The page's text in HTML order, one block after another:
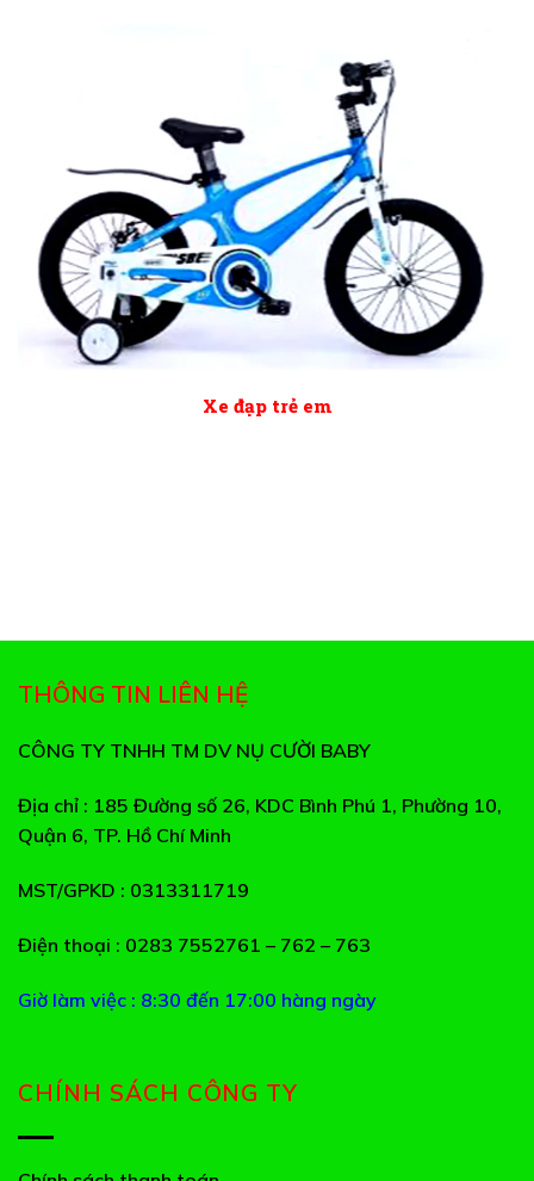
Xe đạp trẻ em
THÔNG TIN LIÊN HỆ
CÔNG TY TNHH TM DV NỤ CƯỜI BABY
Địa chỉ : 185 Đường số 26, KDC Bình Phú 1, Phường 10,
Quận 6, TP. Hồ Chí Minh
MST/GPKD : 0313311719
Điện thoại : 0283 7552761 – 762 – 763
Giờ làm việc : 8:30 đến 17:00 hàng ngày
CHÍNH SÁCH CÔNG TY